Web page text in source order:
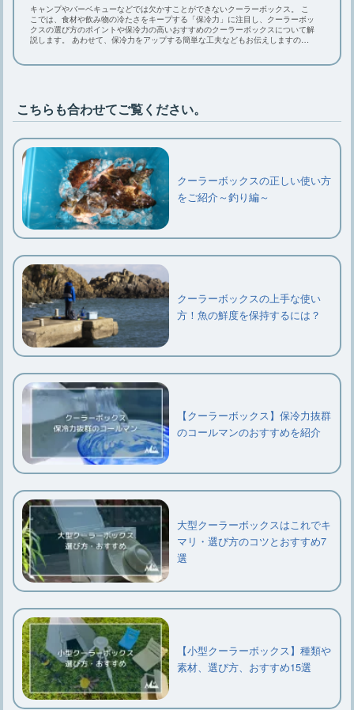
キャンプやバーベキューなどでは欠かすことができないクーラーボックス。 こ
こでは、食材や飲み物の冷たさをキープする「保冷力」に注目し、クーラーボッ
クスの選び方のポイントや保冷力の高いおすすめのクーラーボックスについて解
説します。 あわせて、保冷力をアップする簡単な工夫などもお伝えしますの
こちらも合わせてご覧ください。
クーラーボックスの正しい使い方
をご紹介～釣り編～
クーラーボックスの上手な使い
方！魚の鮮度を保持するには？
【クーラーボックス】保冷力抜群
のコールマンのおすすめを紹介
大型クーラーボックスはこれでキ
マリ・選び方のコツとおすすめ7
選
【小型クーラーボックス】種類や
素材、選び方、おすすめ15選